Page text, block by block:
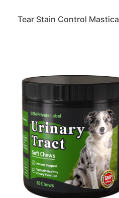
Tear Stain Control